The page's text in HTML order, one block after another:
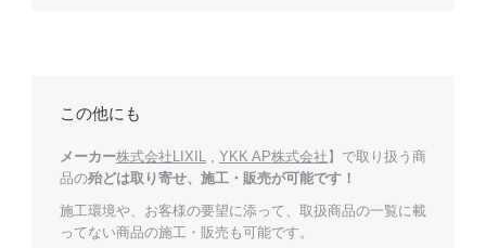
この他にも
メーカー株式会社LIXIL , YKK AP株式会社 】で取り扱う商
品の殆どは取り寄せ、施工・販売が可能です！
施工環境や、お客様の要望に添って、取扱商品の一覧に載
ってない商品の施工・販売も可能です。